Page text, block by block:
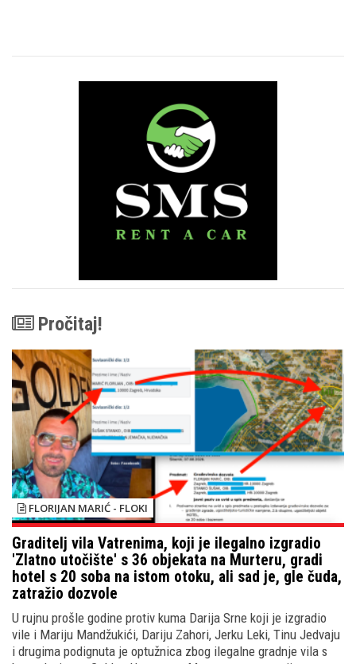
Pročitaj!
FLORIJAN MARIĆ - FLOKI
Graditelj vila Vatrenima, koji je ilegalno izgradio
'Zlatno utočište' s 36 objekata na Murteru, gradi
hotel s 20 soba na istom otoku, ali sad je, gle čuda,
zatražio dozvole
U rujnu prošle godine protiv kuma Darija Srne koji je izgradio
vile i Mariju Mandžukići, Dariju Zahori, Jerku Leki, Tinu Jedvaju
i drugima podignuta je optužnica zbog ilegalne gradnje vila s